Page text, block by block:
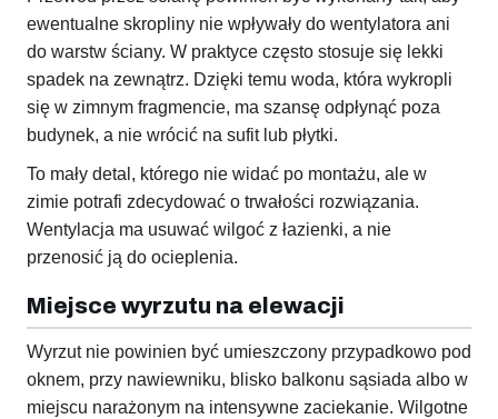
ewentualne skropliny nie wpływały do wentylatora ani
do warstw ściany. W praktyce często stosuje się lekki
spadek na zewnątrz. Dzięki temu woda, która wykropli
się w zimnym fragmencie, ma szansę odpłynąć poza
budynek, a nie wrócić na sufit lub płytki.
To mały detal, którego nie widać po montażu, ale w
zimie potrafi zdecydować o trwałości rozwiązania.
Wentylacja ma usuwać wilgoć z łazienki, a nie
przenosić ją do ocieplenia.
Miejsce wyrzutu na elewacji
Wyrzut nie powinien być umieszczony przypadkowo pod
oknem, przy nawiewniku, blisko balkonu sąsiada albo w
miejscu narażonym na intensywne zaciekanie. Wilgotne